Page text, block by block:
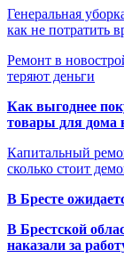
Генеральная
как не потратить
Ремонт в
теряют деньги
Как выгоднее
товары для дома
Капитальный
сколько стоит
В Бресте
В Брестской
наказали за